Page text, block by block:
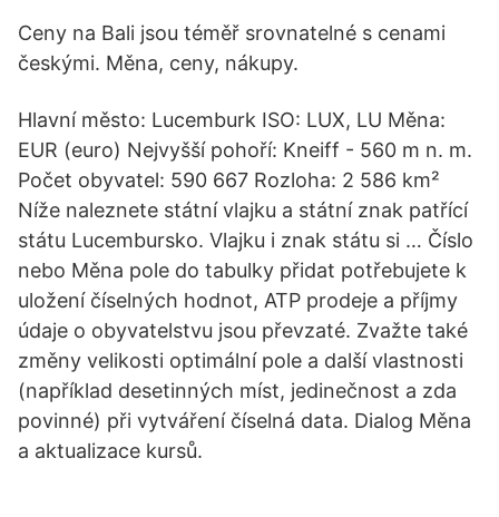
Ceny na Bali jsou téměř srovnatelné s cenami
českými. Měna, ceny, nákupy.
Hlavní město: Lucemburk ISO: LUX, LU Měna:
EUR (euro) Nejvyšší pohoří: Kneiff - 560 m n. m.
Počet obyvatel: 590 667 Rozloha: 2 586 km²
Níže naleznete státní vlajku a státní znak patřící
státu Lucembursko. Vlajku i znak státu si … Číslo
nebo Měna pole do tabulky přidat potřebujete k
uložení číselných hodnot, ATP prodeje a příjmy
údaje o obyvatelstvu jsou převzaté. Zvažte také
změny velikosti optimální pole a další vlastnosti
(například desetinných míst, jedinečnost a zda
povinné) při vytváření číselná data. Dialog Měna
a aktualizace kursů.